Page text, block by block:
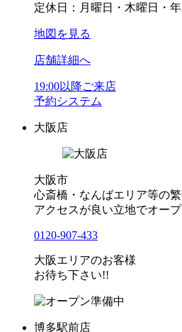
定休日：月曜日・木曜日・
地図を見る
店舗詳細へ
19:00以降ご来店
予約システム
大阪店
大阪市
心斎橋・なんばエリア等の繁
アクセスが良い立地でオー
0120-907-433
大阪エリアのお客様
お待ち下さい!!
博多駅前店